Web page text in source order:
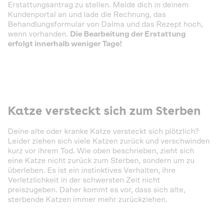
Erstattungsantrag zu stellen. Melde dich in deinem
Kundenportal an und lade die Rechnung, das
Behandlungsformular von Dalma und das Rezept hoch,
wenn vorhanden. Die Bearbeitung der Erstattung
erfolgt innerhalb weniger Tage!
Katze versteckt sich zum Sterben
Deine alte oder kranke Katze versteckt sich plötzlich?
Leider ziehen sich viele Katzen zurück und verschwinden
kurz vor ihrem Tod. Wie oben beschrieben, zieht sich
eine Katze nicht zurück zum Sterben, sondern um zu
überleben. Es ist ein instinktives Verhalten, ihre
Verletzlichkeit in der schwersten Zeit nicht
preiszugeben. Daher kommt es vor, dass sich alte,
sterbende Katzen immer mehr zurückziehen.